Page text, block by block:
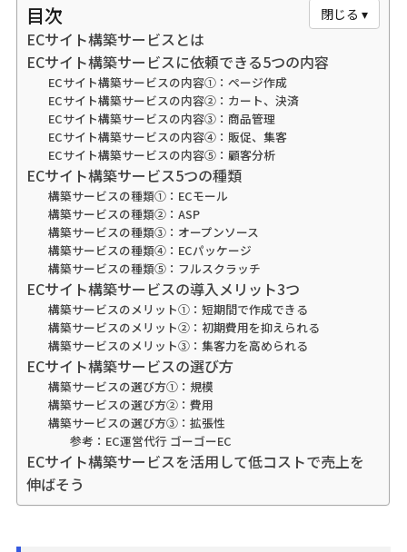
目次 閉じる ▾
ECサイト構築サービスとは
ECサイト構築サービスに依頼できる5つの内容
ECサイト構築サービスの内容①：ページ作成
ECサイト構築サービスの内容②：カート、決済
ECサイト構築サービスの内容③：商品管理
ECサイト構築サービスの内容④：販促、集客
ECサイト構築サービスの内容⑤：顧客分析
ECサイト構築サービス5つの種類
構築サービスの種類①：ECモール
構築サービスの種類②：ASP
構築サービスの種類③：オープンソース
構築サービスの種類④：ECパッケージ
構築サービスの種類⑤：フルスクラッチ
ECサイト構築サービスの導入メリット3つ
構築サービスのメリット①：短期間で作成できる
構築サービスのメリット②：初期費用を抑えられる
構築サービスのメリット③：集客力を高められる
ECサイト構築サービスの選び方
構築サービスの選び方①：規模
構築サービスの選び方②：費用
構築サービスの選び方③：拡張性
参考：EC運営代行 ゴーゴーEC
ECサイト構築サービスを活用して低コストで売上を
伸ばそう